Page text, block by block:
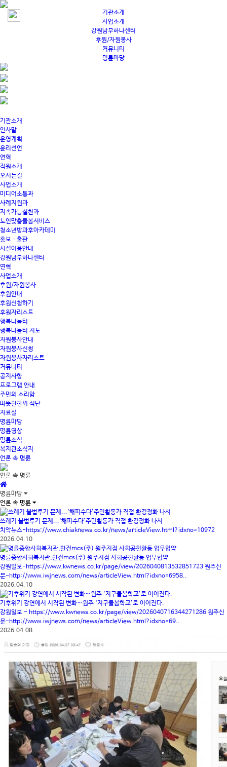
기관소개
사업소개
강원남부하나센터
후원/자원봉사
커뮤니티
명륜마당
기관소개
인사말
운영계획
윤리선언
연혁
직원소개
오시는길
사업소개
미디어소통과
사례지원과
지속가능실천과
노인맞춤돌봄서비스
청소년방과후아카데미
홍보 · 출판
시설이용안내
강원남부하나센터
연혁
사업소개
후원/자원봉사
후원안내
후원신청하기
후원자리스트
행복나눔터
행복나눔터 지도
자원봉사안내
자원봉사신청
자원봉사자리스트
커뮤니티
공지사항
프로그램 안내
주민의 소리함
따뜻한한끼 식단
자료실
명륜마당
명륜영상
명륜소식
복지관소식지
언론 속 명륜
언론 속 명륜
명륜마당
언론 속 명륜
쓰레기 불법투기 문제...‘해피수다’주민활동가 직접 환경정화 나서
치악뉴스-https://www.chiaknews.co.kr/news/articleView.html?idxno=10972
2026.04.10
명륜종합사회복지관,한전mcs(주) 원주지점 사회공헌활동 업무협약
강원일보-https://www.kwnews.co.kr/page/view/2026040813532851723 원주신
문-http://www.iwjnews.com/news/articleView.html?idxno=6958..
2026.04.10
기후위기 강연에서 시작된 변화…원주 ‘지구돌봄학교’로 이어진다.
강원일보 - https://www.kwnews.co.kr/page/view/2026040716344271286 원주신
문-http://www.iwjnews.com/news/articleView.html?idxno=69..
2026.04.08